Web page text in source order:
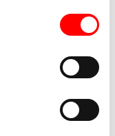
di Contact
Banfi, Vasco
Danza